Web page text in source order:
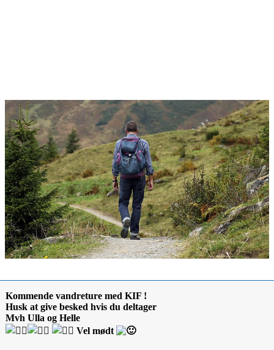
Kommende vandreture med KIF !
Husk at give besked hvis du deltager
Mvh Ulla og Helle
Vel mødt